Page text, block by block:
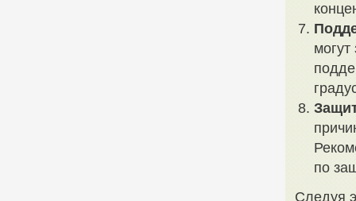
по
Следуя